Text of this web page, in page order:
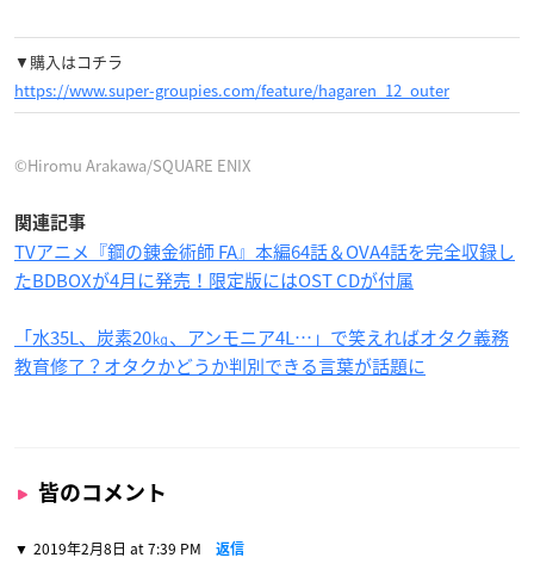
▼購入はコチラ
https://www.super-groupies.com/feature/hagaren_12_outer
©Hiromu Arakawa/SQUARE ENIX
関連記事
TVアニメ『鋼の錬金術師 FA』本編64話＆OVA4話を完全収録し
たBDBOXが4月に発売！限定版にはOST CDが付属
「水35L、炭素20㎏、アンモニア4L…」で笑えればオタク義務
教育修了？オタクかどうか判別できる言葉が話題に
皆のコメント
2019年2月8日 at 7:39 PM 返信